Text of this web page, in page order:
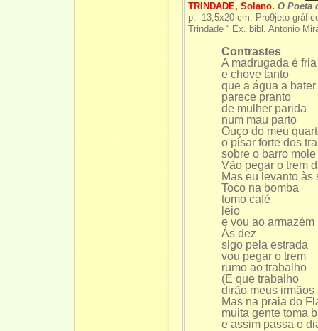
TRINDADE, Solano. O
p. 13,5x20 cm. Pro9jeto
Trindade “ Ex. bibl. Antonio
Contrastes
A madrugada é fria
e chove tanto
que a água a
parece pranto
de mulher parida
num mau parto
Ouço do meu
o pisar forte dos
sobre o barro
Vão pegar o trem
Mas eu levanto às
Toco na bomba
tomo café
leio
e vou ao armazém
Às dez
sigo pela estrada
vou pegar o trem
rumo ao trabalho
(E que trabalho
dirão meus
Mas na praia do
muita gente toma
e assim passa o